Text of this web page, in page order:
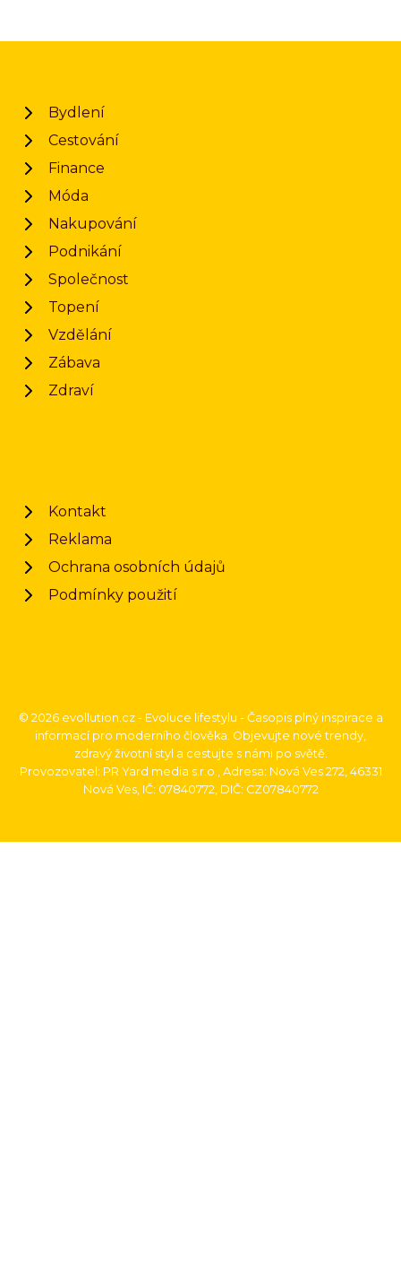
Bydlení
Cestování
Finance
Móda
Nakupování
Podnikání
Společnost
Topení
Vzdělání
Zábava
Zdraví
Kontakt
Reklama
Ochrana osobních údajů
Podmínky použití
© 2026 evollution.cz - Evoluce lifestylu - Časopis plný inspirace a
informací pro moderního člověka. Objevujte nové trendy,
zdravý životní styl a cestujte s námi po světě.
Provozovatel: PR Yard media s.r.o., Adresa: Nová Ves 272, 46331
Nová Ves, IČ: 07840772, DIČ: CZ07840772